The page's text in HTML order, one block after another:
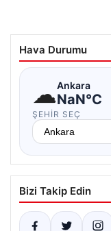
Hava Durumu
☁Ankara
NaN°C
ŞEHIR SEÇ
Bizi Takip Edin